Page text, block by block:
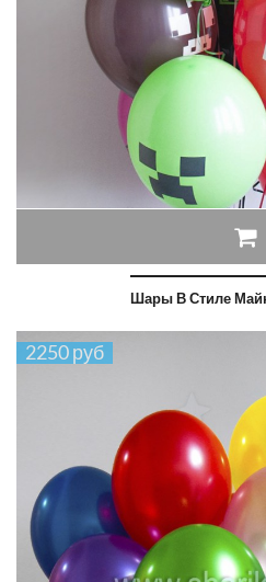
Шары В Стиле
2250 руб